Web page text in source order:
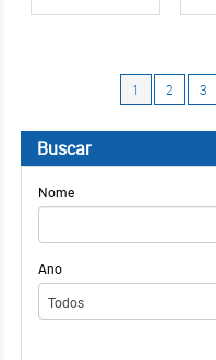
1 2 3
Buscar
Nome
Ano
Todos